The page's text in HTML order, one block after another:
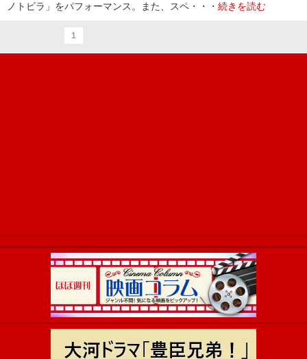
ノトビラ」をパフォーマンス。また、スペ・・・ 続きを読む
1